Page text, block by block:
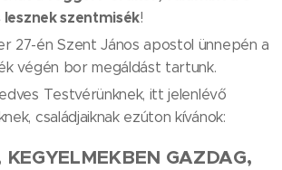
szentmisék!
27-én Szent János apostol ünnepén a
végén bor megáldást tartunk.
Testvérünknek, itt jelenlévő
családjaiknak ezúton kívánok:
GAZDAG,